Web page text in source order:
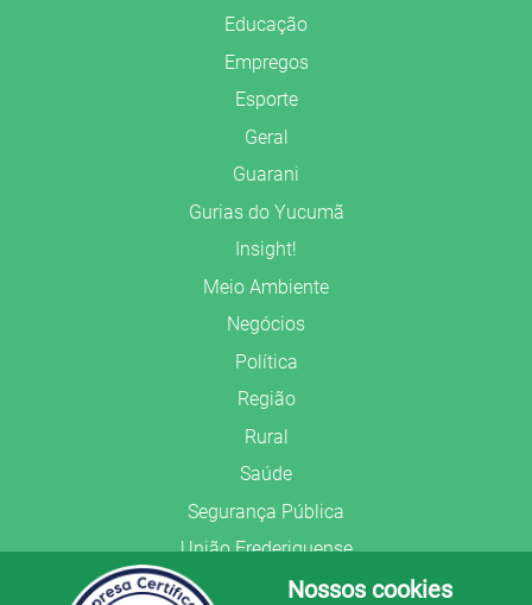
Educação
Empregos
Esporte
Geral
Guarani
Gurias do Yucumã
Insight!
Meio Ambiente
Negócios
Política
Região
Rural
Saúde
Segurança Pública
União Frederiquense
Nossos cookies